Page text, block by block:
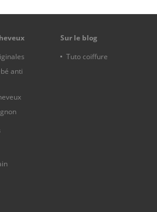
anti
Sur le blog
Tuto coiffure